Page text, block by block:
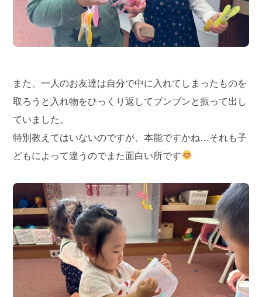
また、一人のお友達は自分で中に入れてしまったものを
取ろうと入れ物をひっくり返してブンブンと振って出し
ていました。
特別教えてはいないのですが、本能ですかね…それも子
どもによって違うのでまた面白い所です